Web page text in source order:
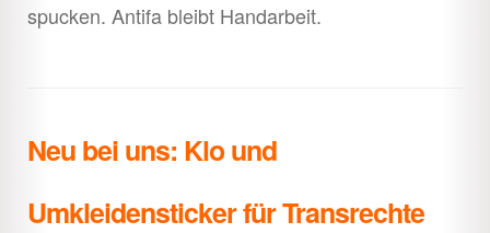
spucken. Antifa bleibt Handarbeit.
Neu bei uns: Klo und
Umkleidensticker für Transrechte